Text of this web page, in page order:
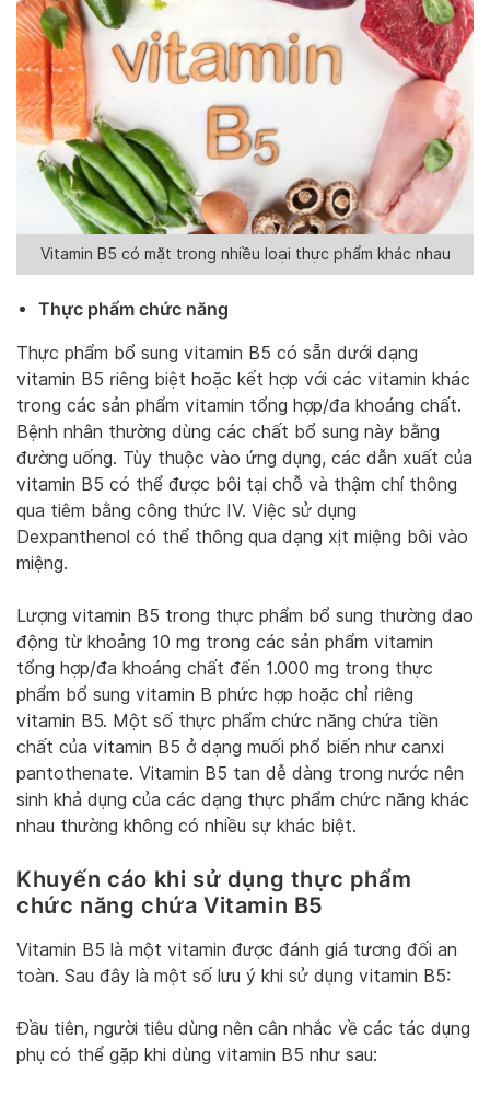
Vitamin B5 có mặt trong nhiều loại thực phẩm khác nhau
Thực phẩm chức năng
Thực phẩm bổ sung vitamin B5 có sẵn dưới dạng
vitamin B5 riêng biệt hoặc kết hợp với các vitamin khác
trong các sản phẩm vitamin tổng hợp/đa khoáng chất.
Bệnh nhân thường dùng các chất bổ sung này bằng
đường uống. Tùy thuộc vào ứng dụng, các dẫn xuất của
vitamin B5 có thể được bôi tại chỗ và thậm chí thông
qua tiêm bằng công thức IV. Việc sử dụng
Dexpanthenol có thể thông qua dạng xịt miệng bôi vào
miệng.
Lượng vitamin B5 trong thực phẩm bổ sung thường dao
động từ khoảng 10 mg trong các sản phẩm vitamin
tổng hợp/đa khoáng chất đến 1.000 mg trong thực
phẩm bổ sung vitamin B phức hợp hoặc chỉ riêng
vitamin B5. Một số thực phẩm chức năng chứa tiền
chất của vitamin B5 ở dạng muối phổ biến như canxi
pantothenate. Vitamin B5 tan dễ dàng trong nước nên
sinh khả dụng của các dạng thực phẩm chức năng khác
nhau thường không có nhiều sự khác biệt.
Khuyến cáo khi sử dụng thực phẩm
chức năng chứa Vitamin B5
Vitamin B5 là một vitamin được đánh giá tương đối an
toàn. Sau đây là một số lưu ý khi sử dụng vitamin B5:
Đầu tiên, người tiêu dùng nên cân nhắc về các tác dụng
phụ có thể gặp khi dùng vitamin B5 như sau: